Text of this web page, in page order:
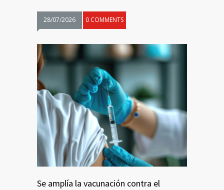
28/07/2026 0 COMMENTS
Se amplía la vacunación contra el